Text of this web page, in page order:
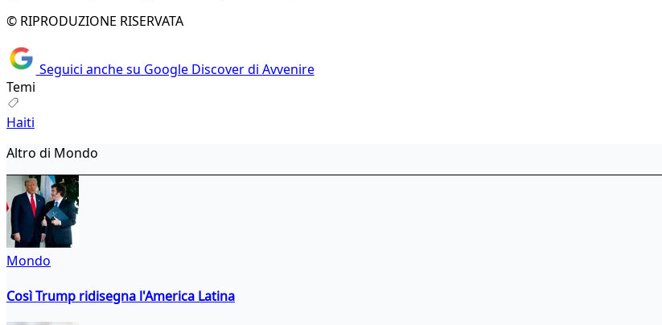
© RIPRODUZIONE RISERVATA
Seguici anche su Google Discover di Avvenire
Temi
Haiti
Altro di Mondo
Mondo
Così Trump ridisegna l'America Latina